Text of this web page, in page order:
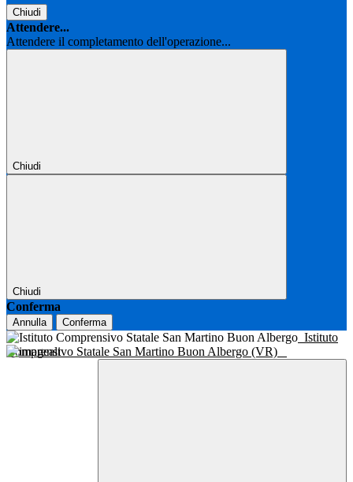
Chiudi
Attendere...
Attendere il completamento dell'operazione...
Chiudi
Chiudi
Conferma
Annulla Conferma
Istituto
Comprensivo Statale San Martino Buon Albergo (VR)